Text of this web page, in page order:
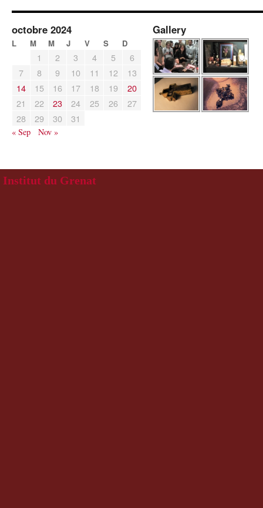
octobre 2024
L M M J V S D
1 2 3 4 5
6
7
8 9 10 11 12
13
14
15 16 17 18 19
20
21
22 23 24 25 26
27
28
29 30 31
« Sep Nov »
Gallery
Institut du Grenat